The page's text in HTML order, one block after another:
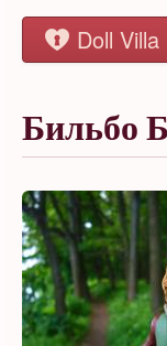
Doll Villa
Бильбо